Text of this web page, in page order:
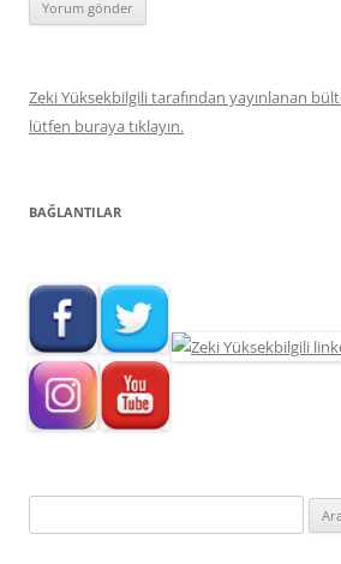
Zeki Yüksekbilgili tarafından yayınlanan
lütfen buraya tıklayın.
BAĞLANTILAR